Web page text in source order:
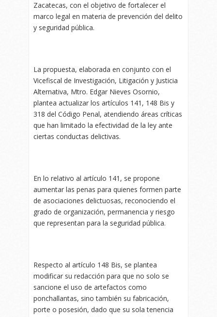
Zacatecas, con el objetivo de fortalecer el
marco legal en materia de prevención del delito
y seguridad pública.
La propuesta, elaborada en conjunto con el
Vicefiscal de Investigación, Litigación y Justicia
Alternativa, Mtro. Edgar Nieves Osornio,
plantea actualizar los artículos 141, 148 Bis y
318 del Código Penal, atendiendo áreas críticas
que han limitado la efectividad de la ley ante
ciertas conductas delictivas.
En lo relativo al artículo 141, se propone
aumentar las penas para quienes formen parte
de asociaciones delictuosas, reconociendo el
grado de organización, permanencia y riesgo
que representan para la seguridad pública.
Respecto al artículo 148 Bis, se plantea
modificar su redacción para que no solo se
sancione el uso de artefactos como
ponchallantas, sino también su fabricación,
porte o posesión, dado que su sola tenencia